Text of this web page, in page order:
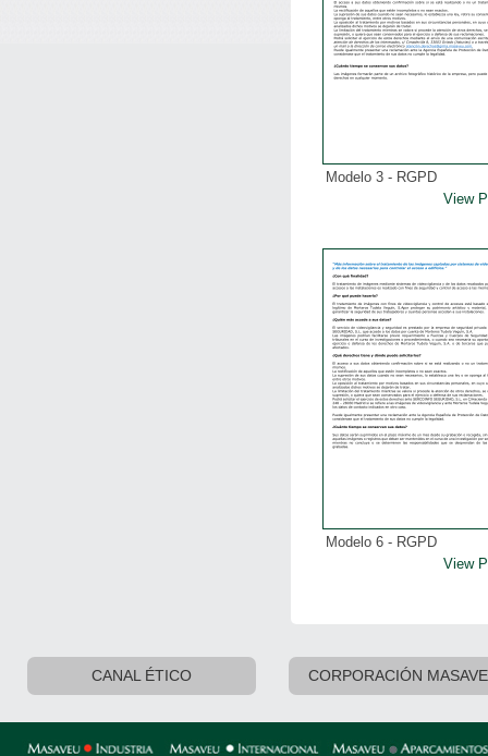
Modelo 3 - RGPD
View
Modelo 6 - RGPD
View
CANAL ÉTICO CORPORACIÓN